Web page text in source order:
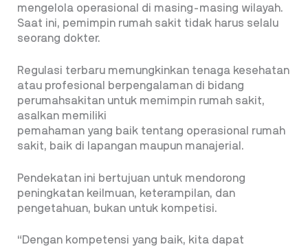
mengelola operasional di masing-masing wilayah.
Saat ini, pemimpin rumah sakit tidak harus selalu
seorang dokter.
Regulasi terbaru memungkinkan tenaga kesehatan
atau profesional berpengalaman di bidang
perumahsakitan untuk memimpin rumah sakit,
asalkan memiliki
pemahaman yang baik tentang operasional rumah
sakit, baik di lapangan maupun manajerial.
Pendekatan ini bertujuan untuk mendorong
peningkatan keilmuan, keterampilan, dan
pengetahuan, bukan untuk kompetisi.
“Dengan kompetensi yang baik, kita dapat